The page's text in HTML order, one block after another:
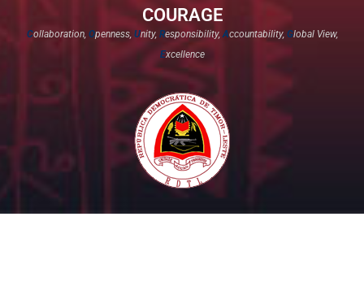
COURAGE
Collaboration, Openness, Unity, Responsibility,Accountability, Global View,
Excellence​